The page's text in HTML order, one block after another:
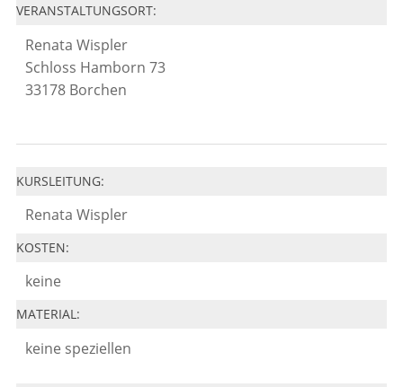
VERANSTALTUNGSORT:
Renata Wispler
Schloss Hamborn 73
33178 Borchen
KURSLEITUNG:
Renata Wispler
KOSTEN:
keine
MATERIAL:
keine speziellen